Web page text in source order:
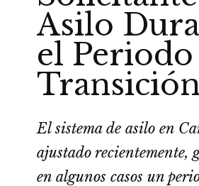
Asilo
el Periodo
Transición
El sistema de asilo en
ajustado recientemente,
en algunos casos un